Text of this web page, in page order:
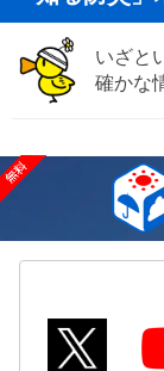
いざと
確かな